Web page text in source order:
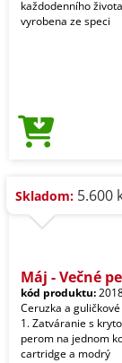
každodenního
vyrobena ze speci
Skladom: 5.600
Máj - Večné
kód produktu:
Ceruzka a
1. Zatváranie s
perom na jednom
cartridge a modrý